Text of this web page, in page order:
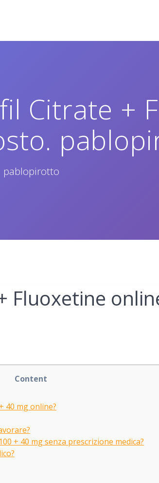
Citrate +
pablopirotto
Fluoxetine
Content
40 mg online?
+ 40 mg senza prescrizione medica?